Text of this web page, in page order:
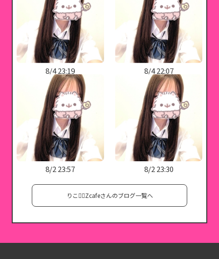
8/4 23:19 8/4 22:07
8/2 23:57 8/2 23:30
りこ♡⃛Zcafeさんのブログ一覧へ